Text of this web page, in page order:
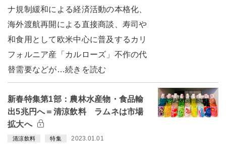
ナ規制緩和による経済活動の本格化、
海外渡航再開による直接商談、寿司や
和食用として欧米中心に普及するカリ
フォルニア産「カルローズ」不作の代
替需要などが…続きを読む
新春特集第1部：農林水産物・食品輸
出5兆円へ＝清涼飲料 ラムネは市場
拡大へ
清涼飲料 特集 2023.01.01